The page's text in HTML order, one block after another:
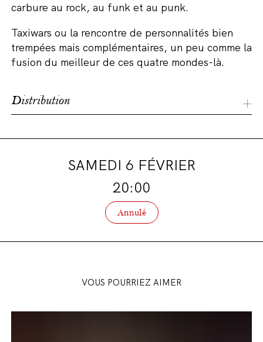
carbure au rock, au funk et au punk.
Taxiwars ou la rencontre de personnalités bien
trempées mais complémentaires, un peu comme la
fusion du meilleur de ces quatre mondes-là.
Distribution
Antoine Pierredrum
SAMEDI 6 FÉVRIER
20:00
Annulé
VOUS POURRIEZ AIMER